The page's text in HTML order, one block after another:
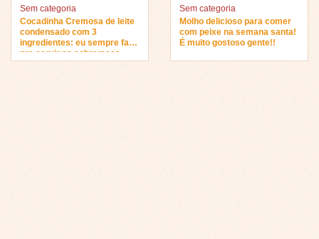
Sem categoria
Cocadinha Cremosa de leite
condensado com 3
ingredientes: eu sempre faço
pra servir na sobremesa…
Sem categoria
Molho delicioso para comer
com peixe na semana santa!
É muito gostoso gente!!